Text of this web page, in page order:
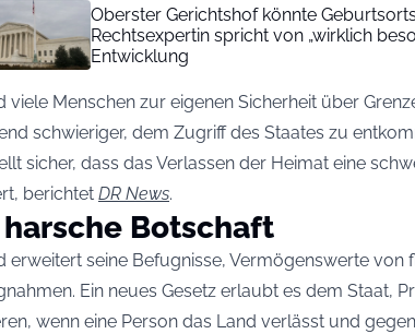
Oberster Gerichtshof könnte
Rechtsexpertin spricht von „wirklich
Entwicklung
viele Menschen zur eigenen Sicherheit über
schwieriger, dem Zugriff des Staates zu
sicher, dass das Verlassen der Heimat eine
berichtet DR News.
harsche Botschaft
erweitert seine Befugnisse, Vermögenswerte von
Ein neues Gesetz erlaubt es dem Staat,
wenn eine Person das Land verlässt und